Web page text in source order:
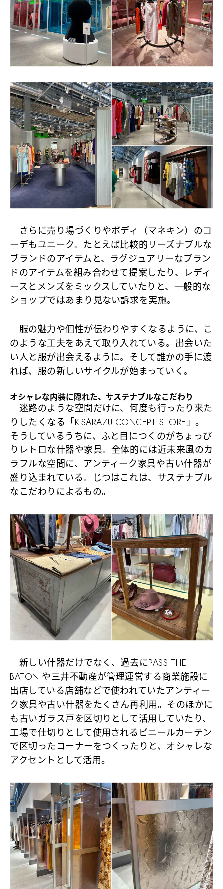
さらに売り場づくりやボディ（マネキン）のコ
ーデもユニーク。たとえば比較的リーズナブルな
ブランドのアイテムと、ラグジュアリーなブラン
ドのアイテムを組み合わせて提案したり、レディ
ースとメンズをミックスしていたりと、一般的な
ショップではあまり見ない訴求を実施。
服の魅力や個性が伝わりやすくなるように、こ
のような工夫をあえて取り入れている。出会いた
い人と服が出会えるように。そして誰かの手に渡
れば、服の新しいサイクルが始まっていく。
オシャレな内装に隠れた、サステナブルなこだわり
迷路のような空間だけに、何度も行ったり来た
りしたくなる「KISARAZU CONCEPT STORE」。
そうしているうちに、ふと目につくのがちょっぴ
りレトロな什器や家具。全体的には近未来風のカ
ラフルな空間に、アンティーク家具や古い什器が
盛り込まれている。じつはこれは、サステナブル
なこだわりによるもの。
新しい什器だけでなく、過去にPASS THE
BATON や三井不動産が管理運営する商業施設に
出店している店舗などで使われていたアンティー
ク家具や古い什器をたくさん再利用。そのほかに
も古いガラス戸を区切りとして活用していたり、
工場で仕切りとして使用されるビニールカーテン
で区切ったコーナーをつくったりと、オシャレな
アクセントとして活用。